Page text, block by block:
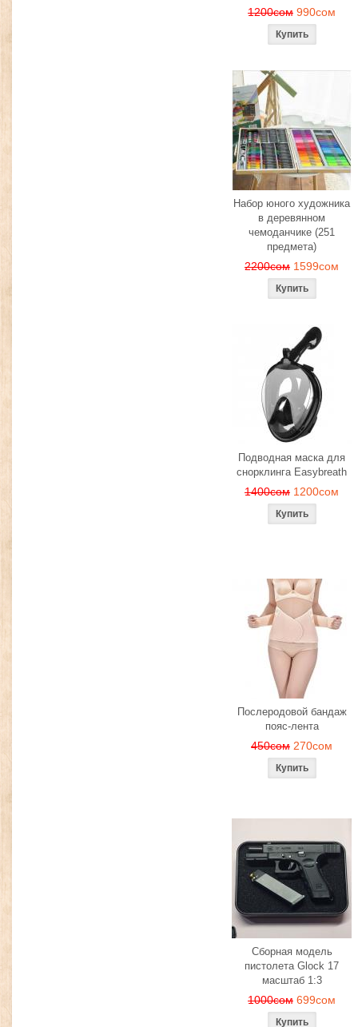
1200сом 990сом
Набор юного художника
в деревянном
чемоданчике (251
предмета)
2200сом 1599сом
Подводная маска для
снорклинга Easybreath
1400сом 1200сом
Послеродовой бандаж
пояс-лента
450сом 270сом
Сборная модель
пистолета Glock 17
масштаб 1:3
1000сом 699сом